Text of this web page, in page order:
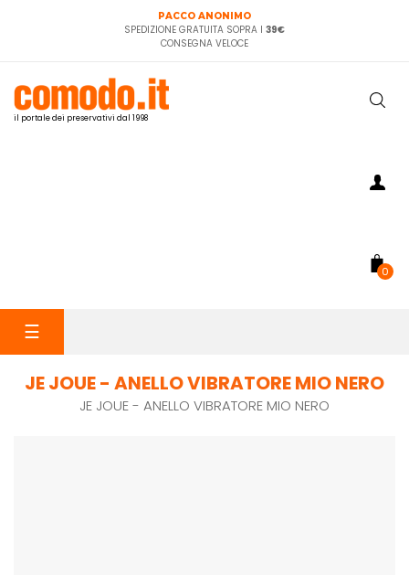
PACCO ANONIMO
SPEDIZIONE GRATUITA SOPRA I 39€
CONSEGNA VELOCE
il portale dei preservativi dal 1998
0
navigazione
☰
JE JOUE - ANELLO VIBRATORE MIO NERO
JE JOUE - ANELLO VIBRATORE MIO NERO